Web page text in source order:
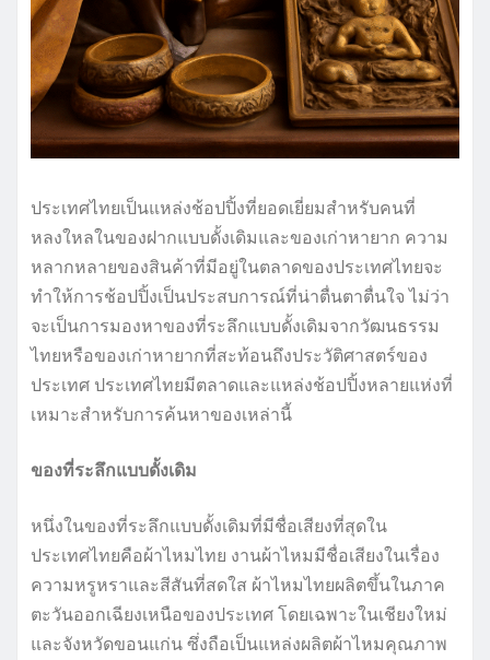
ประเทศไทยเป็นแหล่งช้อปปิ้งที่ยอดเยี่ยมสำหรับคนที่
หลงใหลในของฝากแบบดั้งเดิมและของเก่าหายาก ความ
หลากหลายของสินค้าที่มีอยู่ในตลาดของประเทศไทยจะ
ทำให้การช้อปปิ้งเป็นประสบการณ์ที่น่าตื่นตาตื่นใจ ไม่ว่า
จะเป็นการมองหาของที่ระลึกแบบดั้งเดิมจากวัฒนธรรม
ไทยหรือของเก่าหายากที่สะท้อนถึงประวัติศาสตร์ของ
ประเทศ ประเทศไทยมีตลาดและแหล่งช้อปปิ้งหลายแห่งที่
เหมาะสำหรับการค้นหาของเหล่านี้
ของที่ระลึกแบบดั้งเดิม
หนึ่งในของที่ระลึกแบบดั้งเดิมที่มีชื่อเสียงที่สุดใน
ประเทศไทยคือผ้าไหมไทย งานผ้าไหมมีชื่อเสียงในเรื่อง
ความหรูหราและสีสันที่สดใส ผ้าไหมไทยผลิตขึ้นในภาค
ตะวันออกเฉียงเหนือของประเทศ โดยเฉพาะในเชียงใหม่
และจังหวัดขอนแก่น ซึ่งถือเป็นแหล่งผลิตผ้าไหมคุณภาพ